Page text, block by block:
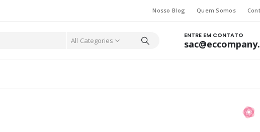
Nosso Blog Quem Somos
All Categories
ENTRE EM CONTATO